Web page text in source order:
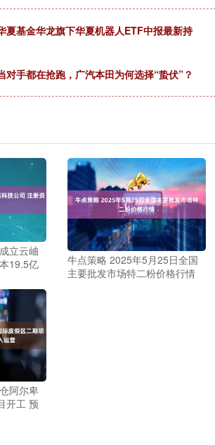
夏基金华龙旗下华夏机器人ETF中报最新持
对手都在抢跑，广汽本田为何选择“蛰伏”？
立云岫
19.5亿
牛点策略 2025年5月25日全国
主要批发市场特二粉价格行情
阿尔卑
开工 预